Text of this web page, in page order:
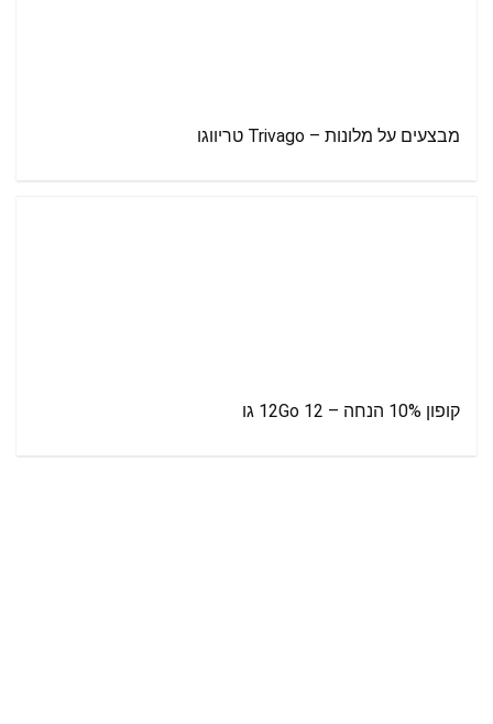
מבצעים על מלונות – Trivago טריווגו
קופון 10% הנחה – 12Go 12 גו